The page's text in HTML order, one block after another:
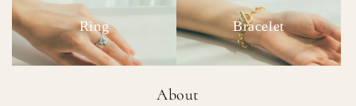
Ring Bracelet
About